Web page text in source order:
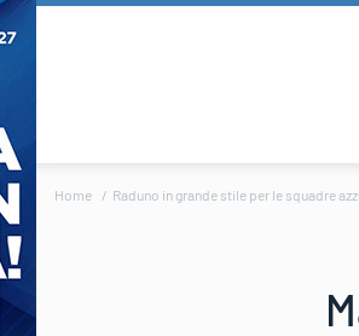
Home Raduno in grande stile per le squadre